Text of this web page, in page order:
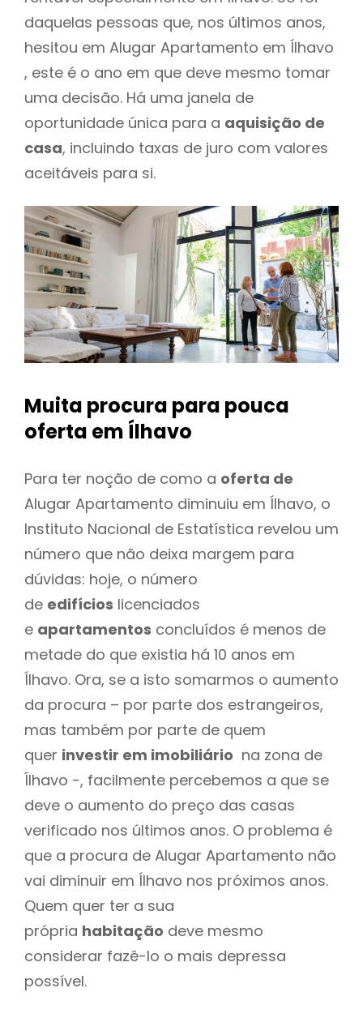
daquelas pessoas que, nos últimos anos,
hesitou em Alugar Apartamento em Ílhavo
, este é o ano em que deve mesmo tomar
uma decisão. Há uma janela de
oportunidade única para a aquisição de
casa, incluindo taxas de juro com valores
aceitáveis para si.
Muita procura para pouca
oferta em Ílhavo
Para ter noção de como a oferta de
Alugar Apartamento diminuiu em Ílhavo, o
Instituto Nacional de Estatística revelou um
número que não deixa margem para
dúvidas: hoje, o número
de edifícios licenciados
e apartamentos concluídos é menos de
metade do que existia há 10 anos em
Ílhavo. Ora, se a isto somarmos o aumento
da procura – por parte dos estrangeiros,
mas também por parte de quem
quer investir em imobiliário na zona de
Ílhavo -, facilmente percebemos a que se
deve o aumento do preço das casas
verificado nos últimos anos. O problema é
que a procura de Alugar Apartamento não
vai diminuir em Ílhavo nos próximos anos.
Quem quer ter a sua
própria habitação deve mesmo
considerar fazê-lo o mais depressa
possível.